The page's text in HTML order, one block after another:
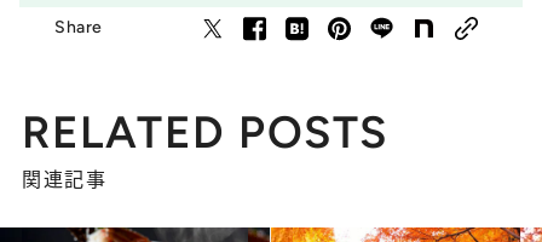
Share
RELATED POSTS
関連記事